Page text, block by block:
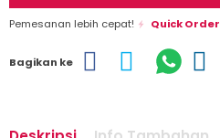
Pemesanan lebih cepat! Quick Order
Bagikan ke